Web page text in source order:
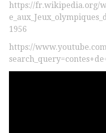
https://fr.wikipedia.org/
1956
https://